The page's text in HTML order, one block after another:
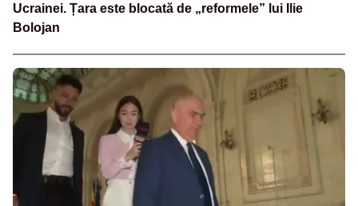
Ucrainei. Țara este blocată de „reformele” lui Ilie
Bolojan